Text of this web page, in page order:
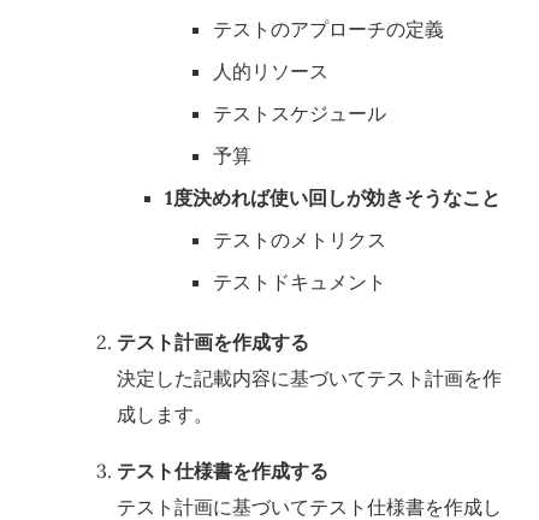
テストのアプローチの定義
人的リソース
テストスケジュール
予算
1度決めれば使い回しが効きそうなこと
テストのメトリクス
テストドキュメント
テスト計画を作成する
決定した記載内容に基づいてテスト計画を作
成します。
テスト仕様書を作成する
テスト計画に基づいてテスト仕様書を作成し